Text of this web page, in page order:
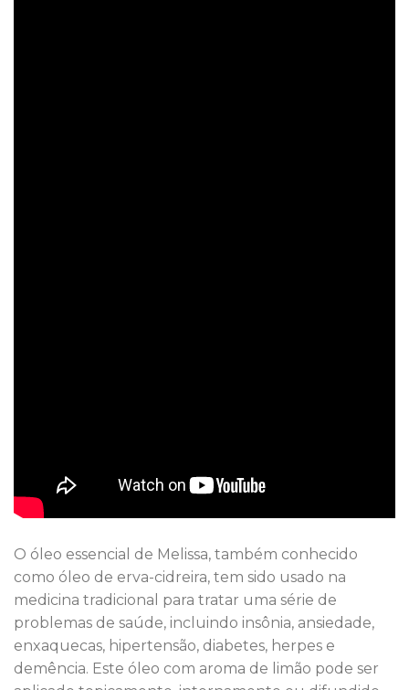
O óleo essencial de Melissa, também conhecido
como óleo de erva-cidreira, tem sido usado na
medicina tradicional para tratar uma série de
problemas de saúde, incluindo insônia, ansiedade,
enxaquecas, hipertensão, diabetes, herpes e
demência. Este óleo com aroma de limão pode ser